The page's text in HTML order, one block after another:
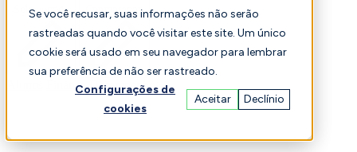
Se você recusar, suas informações não serão
rastreadas quando você visitar este site. Um único
cookie será usado em seu navegador para lembrar
sua preferência de não ser rastreado.
Configurações de
cookies
Aceitar Declínio
Selecionado Comparação
Finança Desempenho